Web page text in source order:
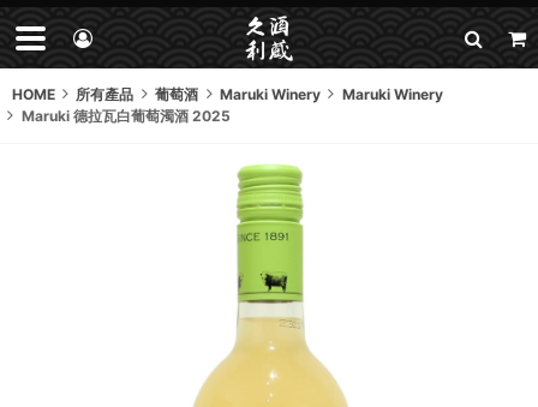
HOME 所有產品 葡萄酒 Maruki Winery
Maruki Winery
Maruki 德拉瓦白葡萄濁酒 2025